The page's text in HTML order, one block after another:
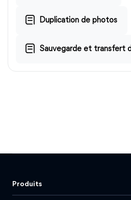
Duplication de photos
Sauvegarde et transfert
Produits